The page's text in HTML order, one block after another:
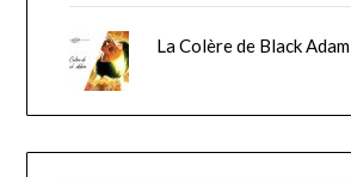
La Colère de Black Adam